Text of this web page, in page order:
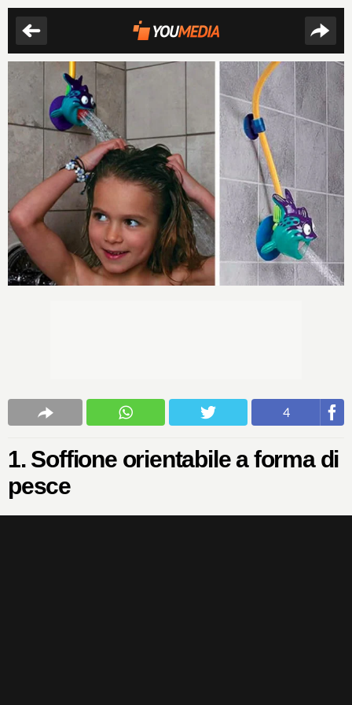
4
1. Soffione orientabile a forma di
pesce